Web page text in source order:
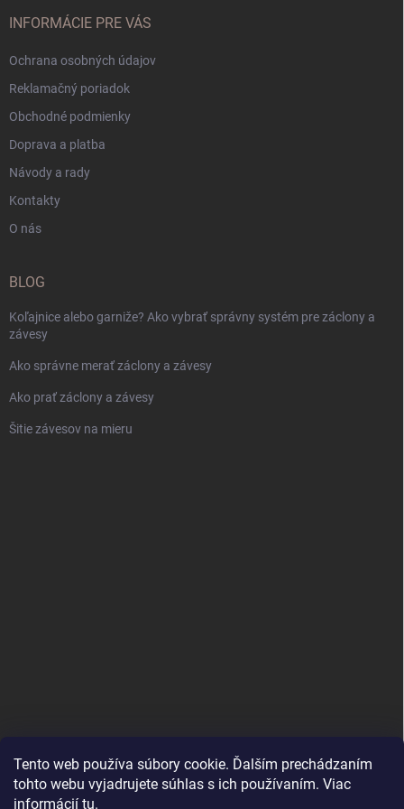
Tento web používa súbory cookie. Ďalším prechádzaním
tohto webu vyjadrujete súhlas s ich používaním. Viac
informácií tu.
INFORMÁCIE PRE VÁS
Ochrana osobných údajov
Reklamačný poriadok
Obchodné podmienky
Doprava a platba
Návody a rady
Kontakty
O nás
BLOG
Koľajnice alebo garniže? Ako vybrať správny systém pre záclony a
závesy
Ako správne merať záclony a závesy
Ako prať záclony a závesy
Šitie závesov na mieru